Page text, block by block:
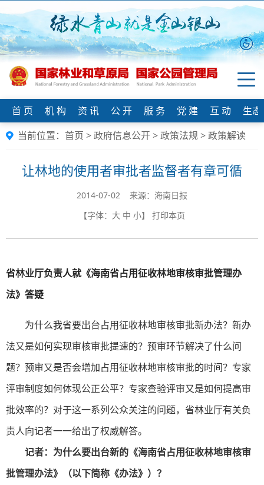
首 页 机 构 资 讯 公 开 服 务 党 建 互 动
生
当前位置： 首页 >政府信息公开>政策法规>政策解读
让林地的使用者审批者监督者有章可循
2014-07-02 来源：海南日报
【字体： 大 中 小】 打印本页
省林业厅负责人就《海南省占用征收林地审核审批管理办
法》答疑
为什么我省要出台占用征收林地审核审批新办法？新办
法又是如何实现审核审批提速的？预审环节解决了什么问
题？预审又是否会增加占用征收林地审核审批的时间？专家
评审制度如何体现公正公平？专家查验评审又是如何提高审
批效率的？对于这一系列公众关注的问题，省林业厅有关负
责人向记者一一给出了权威解答。
记者：为什么要出台新的《海南省占用征收林地审核审
批管理办法》（以下简称《办法》）？